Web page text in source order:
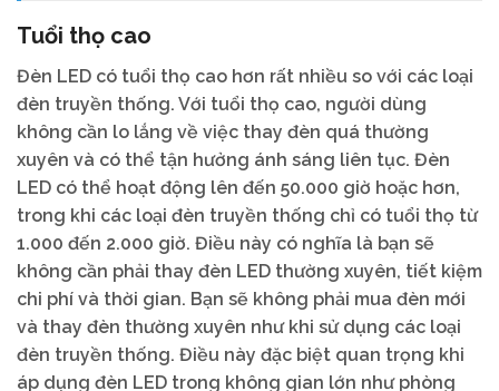
Tuổi thọ cao
Đèn LED có tuổi thọ cao hơn rất nhiều so với các loại
đèn truyền thống. Với tuổi thọ cao, người dùng
không cần lo lắng về việc thay đèn quá thường
xuyên và có thể tận hưởng ánh sáng liên tục. Đèn
LED có thể hoạt động lên đến 50.000 giờ hoặc hơn,
trong khi các loại đèn truyền thống chỉ có tuổi thọ từ
1.000 đến 2.000 giờ. Điều này có nghĩa là bạn sẽ
không cần phải thay đèn LED thường xuyên, tiết kiệm
chi phí và thời gian. Bạn sẽ không phải mua đèn mới
và thay đèn thường xuyên như khi sử dụng các loại
đèn truyền thống. Điều này đặc biệt quan trọng khi
áp dụng đèn LED trong không gian lớn như phòng